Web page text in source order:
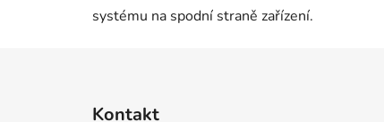
systému na spodní straně zařízení.
Kontakt